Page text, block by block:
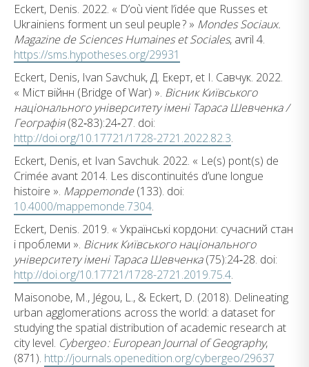
Eckert, Denis. 2022. « D’où vient l’idée que Russes et
Ukrainiens forment un seul peuple ? » Mondes Sociaux.
Magazine de Sciences Humaines et Sociales, avril 4.
https://sms.hypotheses.org/29931
Eckert, Denis, Ivan Savchuk, Д. Екерт, et І. Савчук. 2022.
« Міст війнн (Bridge of War) ». Вісник Київського
національного університету імені Тараса Шевченка /
Географія(82‑83):24‑27. doi:
http://doi.org/10.17721/1728-2721.2022.82.3.
Eckert, Denis, et Ivan Savchuk. 2022. « Le(s) pont(s) de
Crimée avant 2014. Les discontinuités d’une longue
histoire ». Mappemonde(133). doi:
10.4000/mappemonde.7304.
Eckert, Denis. 2019. « Українські кордони: сучасний стан
і проблеми ». Вісник Київського національного
університету імені Тараса Шевченка(75):24‑28. doi:
http://doi.org/10.17721/1728-2721.2019.75.4.
Maisonobe, M., Jégou, L., & Eckert, D. (2018). Delineating
urban agglomerations across the world: a dataset for
studying the spatial distribution of academic research at
city level. Cybergeo : European Journal of Geography,
(871). http://journals.openedition.org/cybergeo/29637